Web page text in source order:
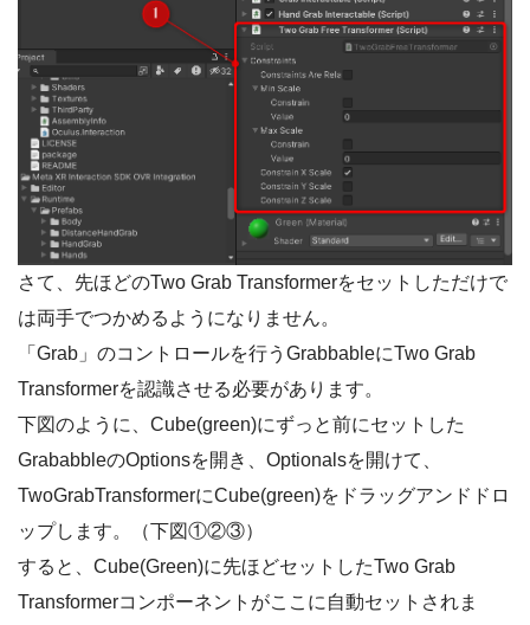
さて、先ほどのTwo Grab Transformerをセットしただけで
は両手でつかめるようになりません。
「Grab」のコントロールを行うGrabbableにTwo Grab
Transformerを認識させる必要があります。
下図のように、Cube(green)にずっと前にセットした
GrababbleのOptionsを開き、Optionalsを開けて、
TwoGrabTransformerにCube(green)をドラッグアンドドロ
ップします。（下図①②③）
すると、Cube(Green)に先ほどセットしたTwo Grab
Transformerコンポーネントがここに自動セットされま